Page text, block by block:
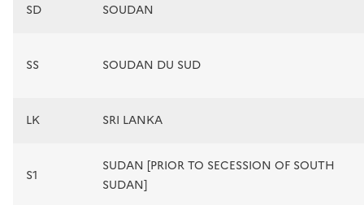
SD SOUDAN
SS SOUDAN DU SUD
LK SRI LANKA
S1
SUDAN [PRIOR TO SECESSION OF SOUTH
SUDAN]